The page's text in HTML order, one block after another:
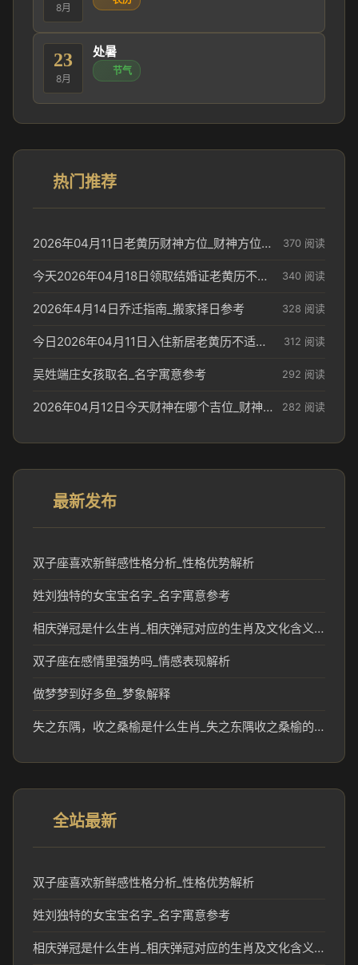
8月
23
8月
处暑
节气
热门推荐
2026年04月11日老黄历财神方位_财神方位与供奉讲究 370 阅读
今天2026年04月18日领取结婚证老黄历不适合吗_领证日期参考 340 阅读
2026年4月14日乔迁指南_搬家择日参考 328 阅读
今日2026年04月11日入住新居老黄历不适宜吗_搬家择日参考 312 阅读
吴姓端庄女孩取名_名字寓意参考 292 阅读
2026年04月12日今天财神在哪个吉位_财神方位参考 282 阅读
最新发布
双子座喜欢新鲜感性格分析_性格优势解析
姓刘独特的女宝宝名字_名字寓意参考
相庆弹冠是什么生肖_相庆弹冠对应的生肖及文化含义解析
双子座在感情里强势吗_情感表现解析
做梦梦到好多鱼_梦象解释
失之东隅，收之桑榆是什么生肖_失之东隅收之桑榆的生肖文化解读
全站最新
双子座喜欢新鲜感性格分析_性格优势解析
姓刘独特的女宝宝名字_名字寓意参考
相庆弹冠是什么生肖_相庆弹冠对应的生肖及文化含义解析